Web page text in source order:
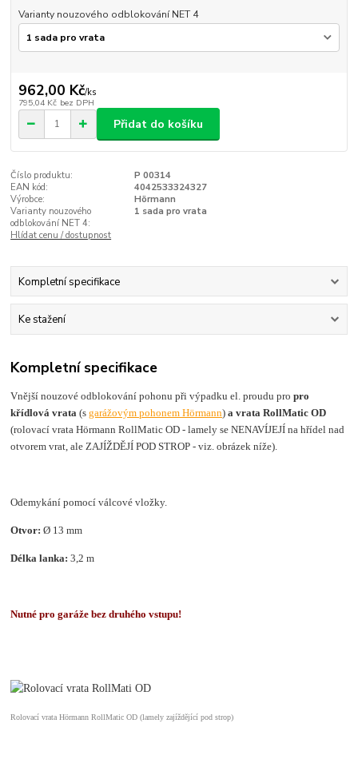
Varianty nouzového odblokování NET 4
962,00 Kč/ks
795,04 Kč bez DPH
Přidat do košíku
Číslo produktu:
P 00314
EAN kód:
4042533324327
Výrobce:
Hörmann
Varianty nouzového
odblokování NET 4:
1 sada pro vrata
Hlídat cenu / dostupnost
Kompletní specifikace
Ke stažení
Kompletní specifikace
Vnější nouzové odblokování pohonu při výpadku el. proudu propro
křídlová vrata(sgarážovým pohonem Hörmann) a vrata RollMatic OD
(rolovací vrata Hörmann RollMatic OD - lamely se NENAVÍJEJÍ na hřídel nad
otvorem vrat, ale ZAJÍŽDĚJÍ POD STROP - viz. obrázek níže).
Odemykání pomocí válcové vložky.
Otvor:Ø 13 mm
Délka lanka: 3,2 m
Nutné pro garáže bez druhého vstupu!
Rolovací vrata Hörmann RollMatic OD (lamely zajíždějící pod strop)